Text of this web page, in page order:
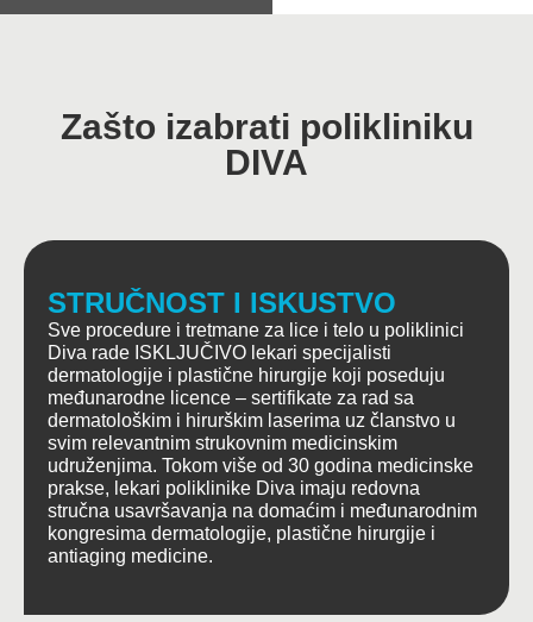
Zašto izabrati polikliniku
DIVA
STRUČNOST I ISKUSTVO
Sve procedure i tretmane za lice i telo u poliklinici
Diva rade ISKLJUČIVO lekari specijalisti
dermatologije i plastične hirurgije koji poseduju
međunarodne licence – sertifikate za rad sa
dermatološkim i hirurškim laserima uz članstvo u
svim relevantnim strukovnim medicinskim
udruženjima. Tokom više od 30 godina medicinske
prakse, lekari poliklinike Diva imaju redovna
stručna usavršavanja na domaćim i međunarodnim
kongresima dermatologije, plastične hirurgije i
antiaging medicine.